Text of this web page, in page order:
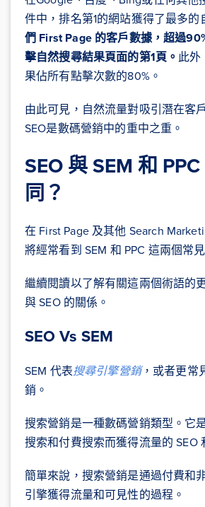
件中，排名第1的網站獲得了最多的
們 First Page 的客戶數據，超過
擊自然搜尋結果頁面的第1頁。此外
果佔所有點擊次數的80%。
由此可見，自然流量對吸引潛在客
SEO是數碼營銷中的重中之重。
SEO 與 SEM 和
同？
在 First Page 及其他 Search
將經常看到 SEM 和 PPC 這兩個常
繼續閱讀以了解有關這兩個術語的
與 SEO 的關係。
SEO Vs SEM
SEM 代表搜尋引擎營銷，或者更常
銷。
搜索營銷是一種數碼營銷類型。它
搜索和付費搜索而獲得流量的 SEO
簡單來說，搜索營銷是通過付費和
引擎獲得流量和可見性的過程。